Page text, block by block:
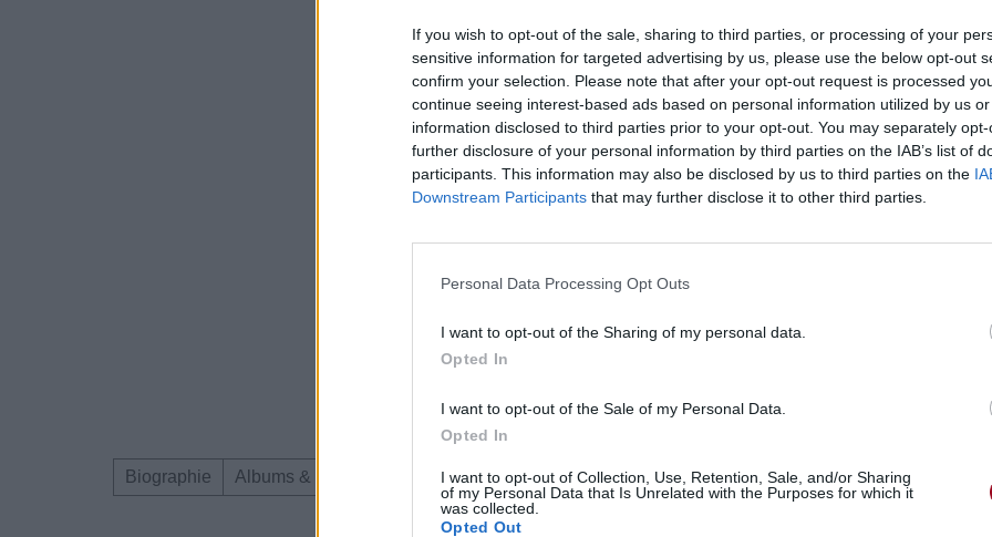
If you wish to opt-out of the sale, sharing to third parties, or processing of your
sensitive information for targeted advertising by us, please use the below opt-out
confirm your selection. Please note that after your opt-out request is processed
continue seeing interest-based ads based on personal information utilized by us
information disclosed to third parties prior to your opt-out. You may separately
further disclosure of your personal information by third parties on the IAB’s list of
participants. This information may also be disclosed by us to third parties on the
Downstream Participants that may further disclose it to other third parties.
Personal Data Processing Opt Outs
I want to opt-out of the Sharing of my personal data.
Opted In
I want to opt-out of the Sale of my Personal Data.
Opted In
I want to opt-out of Collection, Use, Retention, Sale, and/or Sharing
of my Personal Data that Is Unrelated with the Purposes for which it
was collected.
Opted Out
Biographie Albums & Chansons Téléchargements Photos Corrections & commentaires